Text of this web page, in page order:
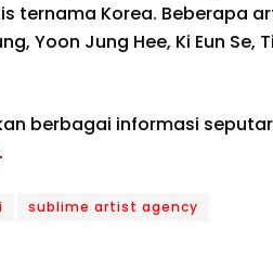
ternama Korea. Beberapa
Yoon Jung Hee, Ki Eun
berbagai informasi
.
sublime artist agency